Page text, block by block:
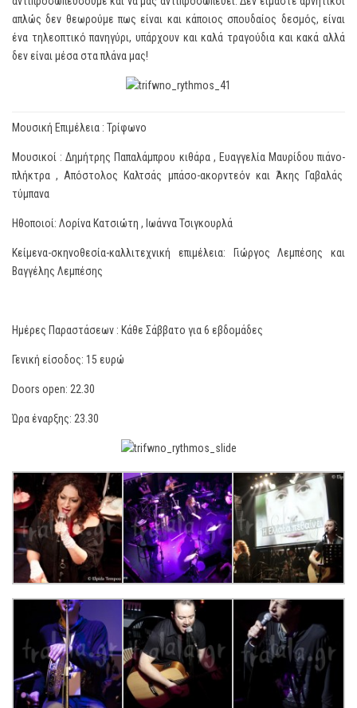
απλώς δεν θεωρούμε πως είναι και κάποιος σπουδαίος δεσμός, είναι
ένα τηλεοπτικό πανηγύρι, υπάρχουν και καλά τραγούδια και κακά αλλά
δεν είναι μέσα στα πλάνα μας!
Μουσική Επιμέλεια : Τρίφωνο
Μουσικοί : Δημήτρης Παπαλάμπρου κιθάρα , Ευαγγελία Μαυρίδου πιάνο-
πλήκτρα , Απόστολος Καλτσάς μπάσο-ακορντεόν και Άκης Γαβαλάς
τύμπανα
Ηθοποιοί: Λορίνα Κατσιώτη , Ιωάννα Τσιγκουρλά
Κείμενα-σκηνοθεσία-καλλιτεχνική επιμέλεια: Γιώργος Λεμπέσης και
Βαγγέλης Λεμπέσης
Ημέρες Παραστάσεων : Κάθε Σάββατο για 6 εβδομάδες
Γενική είσοδος: 15 ευρώ
Doors open: 22.30
Ώρα έναρξης: 23.30